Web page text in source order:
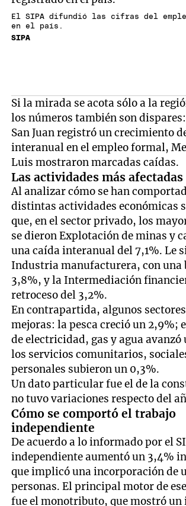
El SIPA difundió las cifras del
en el país.
SIPA
Si la mirada se acota sólo a la
los números también son
San Juan registró un crecimiento
interanual en el empleo formal,
Luis mostraron marcadas caídas.
Las actividades más afectadas
Al analizar cómo se han
distintas actividades económicas
que, en el sector privado, los
se dieron Explotación de minas y
una caída interanual del 7,1%. Le
Industria manufacturera, con una
3,8%, y la Intermediación
retroceso del 3,2%.
En contrapartida, algunos
mejoras: la pesca creció un 2,9%;
de electricidad, gas y agua avanzó
los servicios comunitarios,
personales subieron un 0,3%.
Un dato particular fue el de la
no tuvo variaciones respecto del
Cómo se comportó el trabajo
independiente
De acuerdo a lo informado por el
independiente aumentó un 3,4%
que implicó una incorporación de
personas. El principal motor de
fue el monotributo, que mostró un